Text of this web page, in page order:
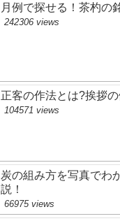
月例で探せる！茶杓の
242306 views
正客の作法とは?挨拶の
104571 views
炭の組み方を写真でわ
説！
66975 views